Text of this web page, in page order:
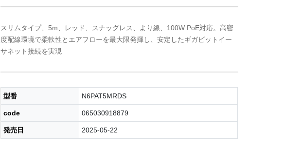
スリムタイプ、5m、レッド、スナッグレス、より線、100W PoE対応。高密
度配線環境で柔軟性とエアフローを最大限発揮し、安定したギガビットイー
サネット接続を実現
型番 N6PAT5MRDS
code 065030918879
発売日 2025-05-22